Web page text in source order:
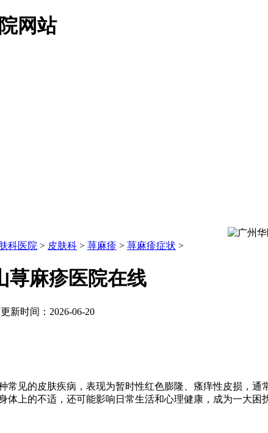
科医院 > 皮肤科 > 荨麻疹 > 荨麻疹症状 >
荨麻疹医院在线
新时间：2026-06-20
常见的皮肤疾病，表现为暂时性红色膨隆、瘙痒性皮损，
体上的不适，还可能影响日常生活和心理健康，成为一大困